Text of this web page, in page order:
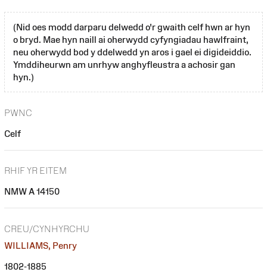
(Nid oes modd darparu delwedd o'r gwaith celf hwn ar hyn
o bryd. Mae hyn naill ai oherwydd cyfyngiadau hawlfraint,
neu oherwydd bod y ddelwedd yn aros i gael ei digideiddio.
Ymddiheurwn am unrhyw anghyfleustra a achosir gan
hyn.)
PWNC
Celf
RHIF YR EITEM
NMW A 14150
CREU/CYNHYRCHU
WILLIAMS, Penry
1802-1885